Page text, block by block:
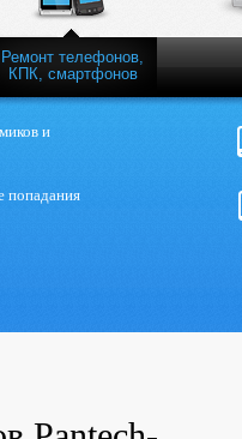
Ремонт телефонов,
КПК, смартфонов
и
попадания